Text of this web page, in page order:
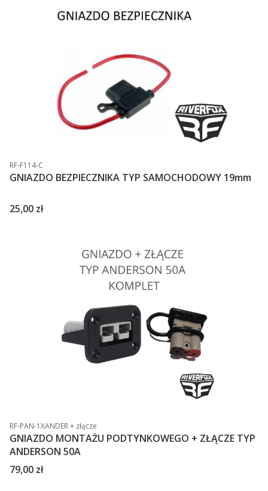
Kod produktu
RF-F114-C
GNIAZDO BEZPIECZNIKA TYP SAMOCHODOWY 19mm
Cena
25,00 zł
Kod produktu
RF-PAN-1XANDER + złącze
GNIAZDO MONTAŻU PODTYNKOWEGO + ZŁĄCZE TYP
ANDERSON 50A
Cena
79,00 zł